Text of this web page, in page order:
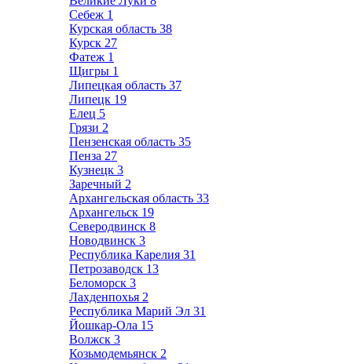
Себеж 1
Курская область 38
Курск 27
Фатеж 1
Щигры 1
Липецкая область 37
Липецк 19
Елец 5
Грязи 2
Пензенская область 35
Пенза 27
Кузнецк 3
Заречный 2
Архангельская область 33
Архангельск 19
Северодвинск 8
Новодвинск 3
Республика Карелия 31
Петрозаводск 13
Беломорск 3
Лахденпохья 2
Республика Марий Эл 31
Йошкар-Ола 15
Волжск 3
Козьмодемьянск 2